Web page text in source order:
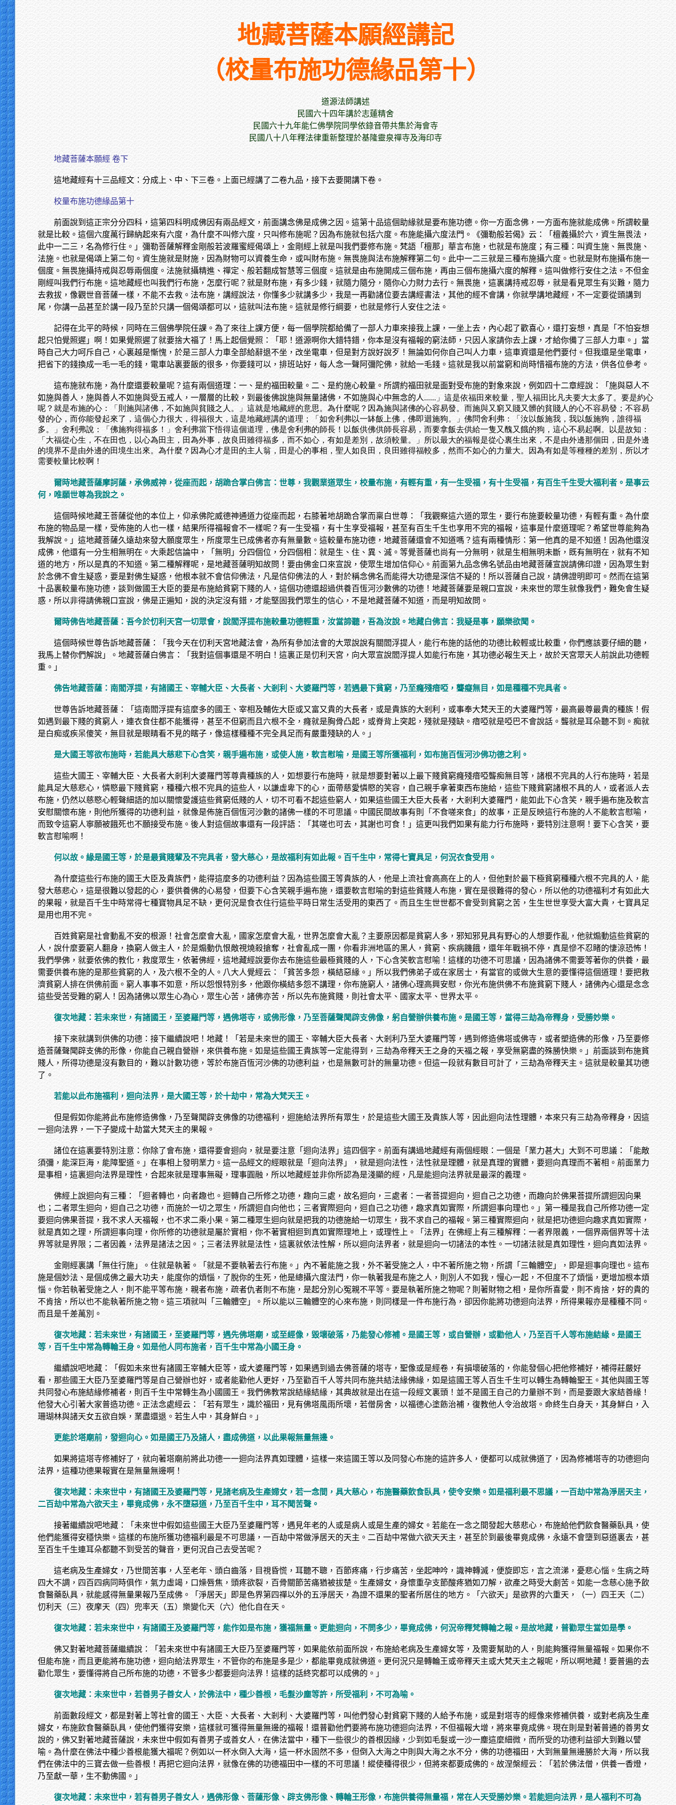
地藏菩薩本願經講記
（校量布施功德緣品第十）
道源法師講述
民國六十四年講於志蓮精舍
民國六十九年能仁佛學院同學依錄音帶共集於海會寺
民國八十八年釋法律重新整理於基隆靈泉禪寺及海印寺
地藏菩薩本願經 卷下
這地藏經有十三品經文：分成上、中、下三卷。上面已經講了二卷九品，接下去要開講下卷。
校量布施功德緣品第十
前面說到這正宗分分四科，這第四科明成佛因有兩品經文，前面講念佛是成佛之因。這第十品這個助緣就是要布施功德。你一方面念佛，一方面布施就能成佛。所謂較量
就是比較。這個六度萬行歸納起來有六度，為什麼不叫修六度，只叫修布施呢？因為布施就包括六度。布施能攝六度法門。《彌勒般若偈》云：「檀義攝於六，資生無畏法，
此中一二三，名為修行住。」彌勒菩薩解釋金剛般若波羅蜜經偈頌上，金剛經上就是叫我們要修布施。梵語「檀那」華言布施，也就是布施度；有三種：叫資生施、無畏施、
法施。也就是偈頌上第二句。資生施就是財施，因為財物可以資養生命，或叫財布施。無畏施與法布施解釋第二句。此中一二三就是三種布施攝六度。也就是財布施攝布施一
個度。無畏施攝持戒與忍辱兩個度。法施就攝精進、禪定、般若翻成智慧等三個度。這就是由布施開成三個布施，再由三個布施攝六度的解釋。這叫做修行安住之法。不但金
剛經叫我們行布施。這地藏經也叫我們行布施，怎麼行呢？就是財布施，有多少錢，就隨力隨分，隨你心力財力去行。無畏施，這裏講持戒忍辱，就是看見眾生有災難，隨力
去救拔，像觀世音菩薩一樣，不能不去救。法布施，講經說法，你懂多少就講多少，我是一再勸諸位要去講經書法，其他的經不會講，你就學講地藏經，不一定要從頭講到
尾，你講一品甚至於講一段乃至於只講一個偈頌都可以，這就叫法布施。這就是修行綱要，也就是修行人安住之法。
記得在北平的時候，同時在三個佛學院任課。為了來往上課方便，每一個學院都給備了一部人力車來接我上課，一坐上去，內心起了歡喜心，還打妄想，真是「不怕妄想
起只怕覺照遲」啊！如果覺照遲了就要捨大福了！馬上起個覺照：「耶！道源啊你大錯特錯，你本是沒有福報的窮法師，只因人家請你去上課，才給你備了三部人力車。」當
時自己大力呵斥自己，心裏越是慚愧，於是三部人力車全部給辭退不坐，改坐電車，但是對方說好說歹！無論如何你自己叫人力車，這車資還是他們要付。但我還是坐電車，
把省下的錢換成一毛一毛的錢，電車站裏要飯的很多，你要錢可以，排班站好，每人念一聲阿彌陀佛，就給一毛錢。這就是我以前當窮和尚時惜福布施的方法，供各位參考。
這布施就布施，為什麼還要較量呢？這有兩個道理：一、是約福田較量。二、是約施心較量。所謂約福田就是面對受布施的對象來說，例如四十二章經說：「施與惡人不
如施與善人，施與善人不如施與受五戒人，一層層的比較，到最後佛說施與無量諸佛，不如施與心中無念的人......」這是依福田來較量，聖人福田比凡夫要大太多了。要是約心
呢？就是布施的心：「則施與諸佛，不如施與貧賤之人。」這就是地藏經的意思。為什麼呢？因為施與諸佛的心容易發。而施與又窮又賤又髒的貧賤人的心不容易發；不容易
發的心，而你能發起來了，這個心力很大，得福很大，這是地藏經講的道理；「如舍利弗以一缽飯上佛，佛即迴施狗。」佛問舍利弗：「汝以飯施我，我以飯施狗，誰得福
多。」舍利弗說：「佛施狗得福多！」舍利弗當下悟得這個道理，佛是舍利弗的師長！以飯供佛供師長容易，而要拿飯去供給一隻又醜又餓的狗，這心不易起啊。以是故知：
「大福從心生，不在田也，以心為田主，田為外事，故良田雖得福多，而不如心，有如是差別，故須較量。」所以最大的福報是從心裏生出來，不是由外邊那個田，田是外邊
的境界不是由外邊的田境生出來。為什麼？因為心才是田的主人翁，田是心的事相，聖人如良田，良田雖得福較多，然而不如心的力量大。因為有如是等種種的差別，所以才
需要較量比較啊！
爾時地藏菩薩摩訶薩，承佛威神，從座而起，胡跪合掌白佛言：世尊，我觀業道眾生，校量布施，有輕有重，有一生受福，有十生受福，有百生千生受大福利者。是事云
何，唯願世尊為我說之。
這個時候地藏王菩薩從他的本位上，仰承佛陀威德神通道力從座而起，右膝著地胡跪合掌而稟白世尊：「我觀察這六道的眾生，要行布施要較量功德，有輕有重。為什麼
布施的物品是一樣，受佈施的人也一樣，結果所得福報會不一樣呢？有一生受福，有十生享受福報，甚至有百生千生也享用不完的福報，這事是什麼道理呢？希望世尊能夠為
我解說。」這地藏菩薩久遠劫來發大願度眾生，所度眾生已成佛者亦有無量數。這較量布施功德，地藏菩薩還會不知道嗎？這有兩種情形：第一他真的是不知道！因為他還沒
成佛，他還有一分生相無明在。大乘起信論中，「無明」分四個位，分四個相：就是生、住、異、滅。等覺菩薩也尚有一分無明，就是生相無明未斷，既有無明在，就有不知
道的地方，所以是真的不知道。第二種解釋呢，是地藏菩薩明知故問！要由佛金口來宣說，使眾生增加信仰心。前面第九品念佛名號品由地藏菩薩宣說請佛印證，因為眾生對
於念佛不會生疑惑，要是對佛生疑惑，他根本就不會信仰佛法，凡是信仰佛法的人，對於稱念佛名而能得大功德是深信不疑的！所以菩薩自己說，請佛證明即可。然而在這第
十品裏較量布施功德，談到做國王大臣的要是布施給貧窮下賤的人，這個功德還超過供養百恆河沙數佛的功德！地藏菩薩要是親口宣說，未來世的眾生就像我們，難免會生疑
惑，所以非得請佛親口宣說，佛是正遍知，說的決定沒有錯，才能堅固我們眾生的信心，不是地藏菩薩不知道，而是明知故問。
爾時佛告地藏菩薩：吾今於忉利天宮一切眾會，說閻浮提布施較量功德輕重，汝當諦聽，吾為汝說。地藏白佛言：我疑是事，願樂欲聞。
這個時候世尊告訴地藏菩薩：「我今天在忉利天宮地藏法會，為所有參加法會的大眾說說有關閻浮提人，能行布施的話他的功德比較輕或比較重，你們應該要仔細的聽，
我馬上替你們解說」。地藏菩薩白佛言：「我對這個事還是不明白！這裏正是忉利天宮，向大眾宣說閻浮提人如能行布施，其功德必報生天上，故於天宮眾天人前說此功德輕
重。」
佛告地藏菩薩：南閻浮提，有諸國王、宰輔大臣、大長者、大剎利、大婆羅門等，若遇最下貧窮，乃至癃殘瘖啞，聾癡無目，如是種種不完具者。
世尊告訴地藏菩薩：「這南閻浮提有這麼多的國王、宰相及輔佐大臣或又富又貴的大長者，或是貴族的大剎利，或事奉大梵天王的大婆羅門等，最高最尊最貴的種族！假
如遇到最下賤的貧窮人，連衣食住都不能獲得，甚至不但窮而且六根不全，癃就是胸骨凸起，或脊背上突起，殘就是殘缺。瘖啞就是啞巴不會說話。聾就是耳朵聽不到。痴就
是白痴或疾呆傻笑，無目就是眼睛看不見的瞎子，像這樣種種不完全具足而有嚴重殘缺的人。」
是大國王等欲布施時，若能具大慈悲下心含笑，親手遍布施，或使人施，軟言慰喻，是國王等所獲福利，如布施百恆河沙佛功德之利。
這些大國王、宰輔大臣、大長者大剎利大婆羅門等尊貴種族的人，如想要行布施時，就是想要對著以上最下賤貧窮癃殘瘖啞聾痴無目等，諸根不完具的人行布施時，若是
能具足大慈悲心，憐愍最下賤貧窮，種種六根不完具的這些人，以謙虛卑下的心，面帶慈愛憐愍的笑容，自己親手拿著東西布施給，這些下賤貧窮諸根不具的人，或者派人去
布施，仍然以慈愍心輕聲細語的加以關懷愛護這些貧窮低賤的人，切不可看不起這些窮人，如果這些國王大臣大長者，大剎利大婆羅門，能如此下心含笑，親手遍布施及軟言
安慰關懷布施，則他所獲得的功德利益，就像是佈施百個恆河沙數的諸佛一樣的不可思議。中國民間故事有則「不食嗟來食」的故事，正是反映這行布施的人不能軟言慰喻，
而致令這窮人寧願被餓死也不願接受布施。後人對這個故事還有一段評語：「其嗟也可去，其謝也可食！」這更叫我們如果有能力行布施時，要特別注意啊！要下心含笑，要
軟言慰喻啊！
何以故。緣是國王等，於是最貧賤輩及不完具者，發大慈心，是故福利有如此報。百千生中，常得七寶具足，何況衣食受用。
為什麼這些行布施的國王大臣及貴族們，能得這麼多的功德利益？因為這些國王等貴族的人，他是上流社會高高在上的人，但他對於最下極貧窮種種六根不完具的人，能
發大慈悲心，這是很難以發起的心，要供養佛的心易發，但要下心含笑親手遍布施，還要軟言慰喻的對這些貧賤人布施，實在是很難得的發心，所以他的功德福利才有如此大
的果報，就是百千生中時常得七種寶物具足不缺，更何況是食衣住行這些平時日常生活受用的東西了。而且生生世世都不會受到貧窮之苦，生生世世享受大富大貴，七寶具足
是用也用不完。
百姓貧窮是社會動亂不安的根源！社會怎麼會大亂，國家怎麼會大亂，世界怎麼會大亂？主要原因都是貧窮人多，邪知邪見具有野心的人想要作亂，他就煽動這些貧窮的
人，說什麼要窮人翻身，換窮人做主人，於是煽動仇恨敵視燒殺搶奪，社會亂成一團，你看非洲地區的黑人，貧窮、疾病饑餓，還年年戰禍不停，真是慘不忍睹的悽涼恐怖！
我們學佛，就要依佛的教化，救度眾生，依著佛經，這地藏經說要你去布施這些最極貧賤的人，下心含笑軟言慰喻！這樣的功德不可思議，因為諸佛不需要等著你的供養，最
需要供養布施的是那些貧窮的人，及六根不全的人。八大人覺經云：「貧苦多怨，橫結惡緣。」所以我們佛弟子或在家居士，有當官的或做大生意的要懂得這個道理！要把救
濟貧窮人排在供佛前面。窮人事事不如意，所以怨恨特別多，他跟你橫結多怨不講理，你布施窮人，諸佛心理高興安慰，你光布施供佛不布施貧窮下賤人，諸佛內心還是念念
這些受苦受難的窮人！因為諸佛以眾生心為心，眾生心苦，諸佛亦苦，所以先布施貧賤，則社會太平、國家太平、世界太平。
復次地藏：若未來世，有諸國王，至婆羅門等，遇佛塔寺，或佛形像，乃至菩薩聲聞辟支佛像，躬自營辦供養布施。是國王等，當得三劫為帝釋身，受勝妙樂。
接下來就講到供佛的功德：接下繼續說吧！地藏！「若是未來世的國王、宰輔大臣大長者、大剎利乃至大婆羅門等，遇到修造佛塔或佛寺，或者塑造佛的形像，乃至要修
造菩薩聲聞辟支佛的形像，你能自己親自營辦，來供養布施。如是這些國王貴族等一定能得到，三劫為帝釋天王之身的天福之報，享受無窮盡的殊勝快樂。」前面談到布施貧
賤人，所得功德是沒有數目的，難以計數功德，等於布施百恆河沙佛的功德利益，也是無數可計的無量功德。但這一段就有數目可計了，三劫為帝釋天主。這就是較量其功德
了。
若能以此布施福利，迴向法界，是大國王等，於十劫中，常為大梵天王。
但是假如你能將此布施修造佛像，乃至聲聞辟支佛像的功德福利，迴施給法界所有眾生，於是這些大國王及貴族人等，因此迴向法性理體，本來只有三劫為帝釋身，因這
一迴向法界，一下子變成十劫當大梵天主的果報。
諸位在這裏要特別注意：你除了會布施，還得要會迴向，就是要注意「迴向法界」這四個字。前面有講過地藏經有兩個經眼：一個是「業力甚大」大到不可思議：「能敵
須彌，能深巨海，能障聖道。」在事相上發明業力。這一品經文的經眼就是「迴向法界」，就是迴向法性，法性就是理體，就是真理的實體，要迴向真理而不著相。前面業力
是事相，這裏迴向法界是理性，合起來就是理事無礙，理事圓融，所以地藏經並非你所認為是淺顯的經，凡是能迴向法界就是最深的義理。
佛經上說迴向有三種：「迴者轉也，向者趣也。迴轉自己所修之功德，趣向三處，故名迴向，三處者：一者菩提迴向，迴自己之功德，而趣向於佛果菩提所謂迴因向果
也；二者眾生迴向，迴自己之功德，而施於一切之眾生，所謂迴自向他也；三者實際迴向，迴自己之功德，趣求真如實際，所謂迴事向理也。」第一種是我自己所修功德一定
要迴向佛果菩提，我不求人天福報，也不求二乘小果。第二種眾生迴向就是把我的功德施給一切眾生，我不求自己的福報。第三種實際迴向，就是把功德迴向趣求真如實際，
就是真如之理，所謂迴事向理，你所修的功德就是屬於實相，你不著實相迴到真如實際理地上，或理性上。「法界」在佛經上有三種解釋：一者界限義，一個界兩個界等十法
界等就是界限；二者因義，法界是諸法之因。；三者法界就是法性，這裏就依法性解，所以迴向法界者，就是迴向一切諸法的本性。一切諸法就是真如理性，迴向真如法界。
金剛經裏講「無住行施」。住就是執著。「就是不要執著去行布施。」內不著能施之我，外不著受施之人，中不著所施之物，所謂「三輪體空」，即是迴事向理也。這布
施是個妙法、是個成佛之最大功夫，能度你的煩惱，了脫你的生死，他是總攝六度法門，你一執著我是布施之人，則別人不如我，慢心一起，不但度不了煩惱，更增加根本煩
惱。你若執著受施之人，則不能平等布施，親者布施，疏者仇者則不布施，是起分別心冤親不平等。要是執著所施之物呢？則著財物之相，是你所喜愛，則不肯捨，好的貴的
不肯捨，所以也不能執著所施之物。這三項就叫「三輪體空」。所以能以三輪體空的心來布施，則同樣是一件布施行為，卻因你能將功德迴向法界，所得果報亦是種種不同。
而且是千差萬別。
復次地藏：若未來世，有諸國王，至婆羅門等，遇先佛塔廟，或至經像，毀壞破落，乃能發心修補。是國王等，或自營辦，或勸他人，乃至百千人等布施結緣。是國王
等，百千生中常為轉輪王身。如是他人同布施者，百千生中常為小國王身。
繼續說吧地藏：「假如未來世有諸國王宰輔大臣等，或大婆羅門等，如果遇到過去佛菩薩的塔寺，聖像或是經卷，有損壞破落的，你能發個心把他修補好，補得莊嚴好
看，那些國王大臣乃至婆羅門等是自己營辦也好，或者能勸他人更好，乃至勸百千人等共同布施共結法緣佛緣，如是這國王等人百生千生可以轉生為轉輪聖王。其他與國王等
共同發心布施結緣修補者，則百千生中常轉生為小國國王。我們佛教常說結緣結緣，其典故就是出在這一段經文裏頭！並不是國王自己的力量辦不到，而是要跟大家結善緣！
他發大心引著大家普造功德。正法念處經云：「若有眾生，識於福田，見有佛塔風雨所壞，若僧房舍，以福德心塗飭治補，復教他人令治故塔。命終生白身天，其身鮮白，入
珊瑚林與諸天女五欲自娛，業盡還退。若生人中，其身鮮白。」
更能於塔廟前，發迴向心。如是國王乃及諸人，盡成佛道，以此果報無量無邊。
如果將這塔寺修補好了，就向著塔廟前將此功德一一迴向法界真如理體，這樣一來這國王等以及同發心布施的這許多人，便都可以成就佛道了，因為修補塔寺的功德迴向
法界，這種功德果報實在是無量無邊啊！
復次地藏：未來世中，有諸國王及婆羅門等，見諸老病及生產婦女，若一念間，具大慈心，布施醫藥飲食臥具，使令安樂。如是福利最不思議，一百劫中常為淨居天主，
二百劫中常為六欲天主，畢竟成佛，永不墮惡道，乃至百千生中，耳不聞苦聲。
接著繼續說吧地藏：「未來世中假如這些國王大臣乃至婆羅門等，遇見年老的人或是病人或是生產的婦女。若能在一念之間發起大慈悲心，布施給他們飲食醫藥臥具，使
他們能獲得安穩快樂。這樣的布施所獲功德福利最是不可思議，一百劫中常做淨居天的天主。二百劫中常做六欲天天主，甚至於到最後畢竟成佛，永遠不會墮到惡道裏去，甚
至百生千生連耳朵都聽不到受苦的聲音，更何況自己去受苦呢？
這老病及生產婦女，乃世間苦事，人至老年、頭白齒落，目視昏慌，耳聽不聰，百節疼痛，行步痛苦，坐起呻吟，識神轉滅，便旋即忘，言之流涕，憂悲心惱。生病之時
四大不調，四百四病同時俱作，氣力虛竭，口燥唇焦，頭疼欲裂，百骨關節苦痛猶被拔楚。生產婦女，身懷重孕支節酸疼猶如刀解，欲產之時受大劇苦。如能一念慈心施予飲
食醫藥臥具，就能感得無量果報乃至成佛。「淨居天」即是色界第四禪以外的五淨居天，為證不還果的聖者所居住的地方。「六欲天」是欲界的六重天，（一）四王天（二）
忉利天（三）夜摩天（四）兜率天（五）樂變化天（六）他化自在天。
復次地藏：若未來世中，有諸國王及婆羅門等，能作如是布施，獲福無量。更能迴向，不問多少，畢竟成佛，何況帝釋梵轉輪之報。是故地藏，普勸眾生當如是學。
佛又對著地藏菩薩繼續說：「若未來世中有諸國王大臣乃至婆羅門等，如果能依前面所說，布施給老病及生產婦女等，及需要幫助的人，則能夠獲得無量福報。如果你不
但能布施，而且更能將布施功德，迴向給法界眾生，不管你的布施是多是少，都能畢竟成就佛道。更何況只是轉輪王或帝釋天主或大梵天主之報呢，所以啊地藏！要普遍的去
勸化眾生，要懂得將自己所布施的功德，不管多少都要迴向法界！這樣的話終究都可以成佛的。」
復次地藏：未來世中，若善男子善女人，於佛法中，種少善根，毛髮沙塵等許，所受福利，不可為喻。
前面數段經文，都是對著上等社會的國王、大臣、大長者、大剎利、大婆羅門等，叫他們發心對貧窮下賤的人給予布施，或是對塔寺的經像來修補供養，或對老病及生產
婦女，布施飲食醫藥臥具，使他們獲得安樂，這樣就可獲得無量無邊的福報！還普勸他們要將布施功德迴向法界，不但福報大增，將來畢竟成佛。現在則是對著普通的善男女
說的，佛又對著地藏菩薩說，未來世中假如有善男子或善女人，在佛法當中，種下一些很少的善根因緣，少到如毛髮或一沙一塵這麼細微，而所受的功德利益卻大到難以譬
喻。為什麼在佛法中種少善根能獲大福呢？例如以一杯水倒入大海，這一杯水固然不多，但倒入大海之中則與大海之水不分，佛的功德福田，大到無量無邊勝於大海，所以我
們在佛法中的三寶去做一些善根！再把它迴向法界，就像在佛的功德福田中一樣的不可思議！縱使種得很少，但將來都要成佛的。故涅槃經云：「若於佛法僧，供養一香燈，
乃至獻一華，生不動佛國。」
復次地藏：未來世中，若有善男子善女人，遇佛形像、菩薩形像、辟支佛形像、轉輪王形像，布施供養得無量福，常在人天受勝妙樂。若能迴向法界，是人福利不可為